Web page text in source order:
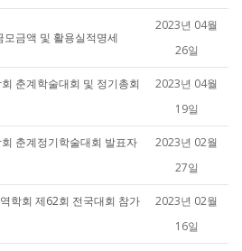
금액 및 활용실적명세
2023년 04월
26일
춘계학술대회 및 정기총회
2023년 04월
19일
춘계정기학술대회 발표자
2023년 02월
27일
학회 제62회 전국대회 참가
2023년 02월
16일